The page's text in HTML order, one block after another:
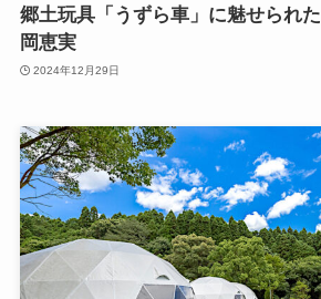
郷土玩具「うずら車」に魅せられ
岡恵実
2024年12月29日